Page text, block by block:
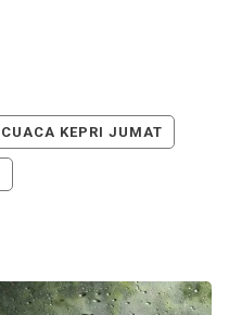
CUACA KEPRI JUMAT